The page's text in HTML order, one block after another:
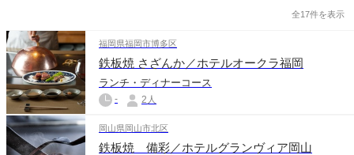
全17件を表示
福岡県福岡市博多区
鉄板焼 さざんか／ホテルオークラ福岡
ランチ・ディナーコース
- 2人
岡山県岡山市北区
鉄板焼 備彩／ホテルグランヴィア岡山